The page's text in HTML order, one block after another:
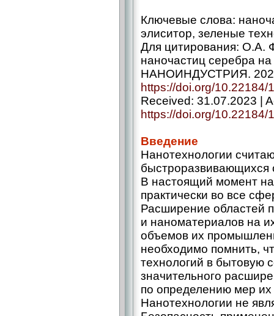
Ключевые слова:
элиситор, зеленые
Для цитирования: О.А.
наночастиц серебра
НАНОИНДУСТРИЯ.
https://doi.org/
Received: 31.07.2023 |
https://doi.org/
Введение
Нанотехнологии
быстроразвивающихся
В настоящий момент
практически во все
Расширение областей
и наноматериалов на
объемов их
необходимо помнить,
технологий в бытовую
значительного
по определению мер
Нанотехнологии не